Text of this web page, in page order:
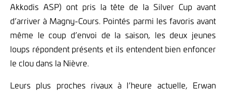
Akkodis ASP) ont pris la tête de la Silver Cup avant
d’arriver à Magny-Cours. Pointés parmi les favoris avant
même le coup d’envoi de la saison, les deux jeunes
loups répondent présents et ils entendent bien enfoncer
le clou dans la Nièvre.
Leurs plus proches rivaux à l’heure actuelle, Erwan